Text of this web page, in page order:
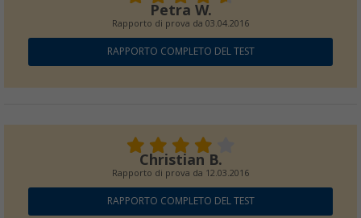
Petra W.
Rapporto di prova da 03.04.2016
RAPPORTO COMPLETO DEL TEST
Christian B.
Rapporto di prova da 12.03.2016
RAPPORTO COMPLETO DEL TEST